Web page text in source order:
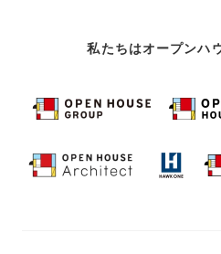
私たちはオープンハ